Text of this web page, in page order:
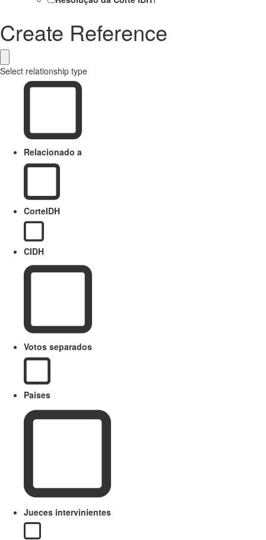
Create Reference
Select relationship type
Relacionado a
CorteIDH
CIDH
Votos separados
Paises
Jueces intervinientes